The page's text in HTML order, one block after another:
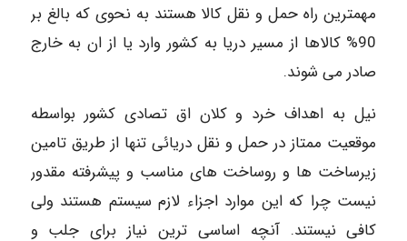
مهمترین راه حمل و نقل کالا هستند به نحوی که بالغ بر
90% کالاها از مسیر دریا به کشور وارد یا از ان به خارج
صادر می شوند.
نیل به اهداف خرد و کلان اق تصادی کشور بواسطه
موقعیت ممتاز در حمل و نقل دریائی تنها از طریق تامین
زیرساخت ها و روساخت های مناسب و پیشرفته مقدور
نیست چرا که این موارد اجزاء لازم سیستم هستند ولی
کافی نیستند. آنچه اساسی ترین نیاز برای جلب و